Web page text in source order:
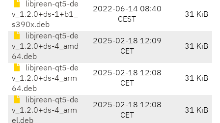
libjreen-qt5-de
v_1.2.0+ds-1+b1_
s390x.deb
2022-06-14 08:40
CEST
31 KiB
libjreen-qt5-de
v_1.2.0+ds-4_amd
64.deb
2025-02-18 12:09
CET
31 KiB
libjreen-qt5-de
v_1.2.0+ds-4_arm
64.deb
2025-02-18 12:08
CET
31 KiB
libjreen-qt5-de
v_1.2.0+ds-4_arm
el.deb
2025-02-18 12:08
CET
31 KiB